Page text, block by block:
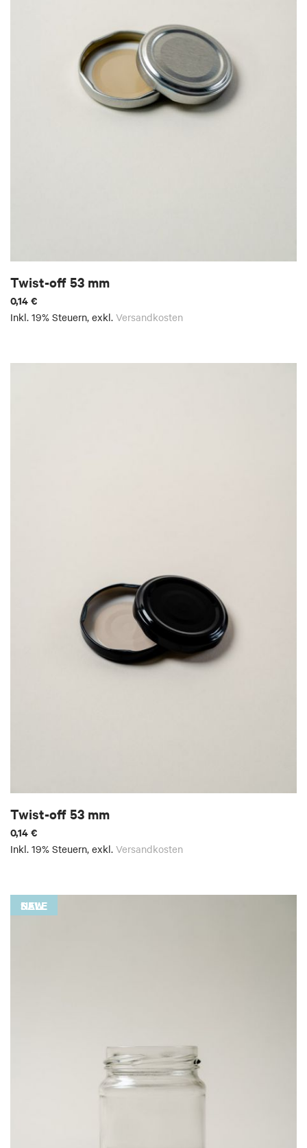
Twist-off 53 mm
0,14 €
Inkl. 19% Steuern, exkl. Versandkosten
Twist-off 53 mm
0,14 €
Inkl. 19% Steuern, exkl. Versandkosten
NEW
NEW
SALE